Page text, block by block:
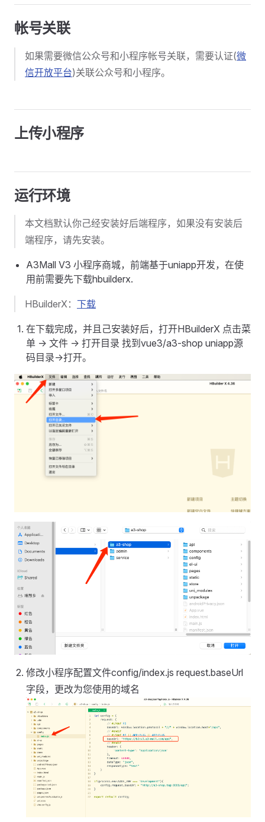
帐号关联
如果需要微信公众号和小程序帐号关联，需要认证(微
信开放平台)关联公众号和小程序。
上传小程序
运行环境
本文档默认你己经安装好后端程序，如果没有安装后
端程序，请先安装。
A3Mall V3 小程序商城，前端基于uniapp开发，在使
用前需要先下载hbuilderx.
HBuilderX： 下载
在下载完成，并且己安装好后，打开HBuilderX 点击菜
单 -> 文件 -> 打开目录 找到vue3/a3-shop uniapp源
码目录->打开。
修改小程序配置文件config/index.js request.baseUrl
字段，更改为您使用的域名